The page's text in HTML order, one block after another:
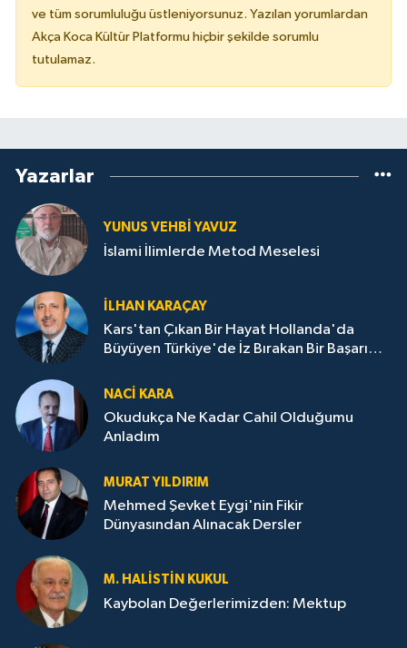
ve tüm sorumluluğu üstleniyorsunuz. Yazılan yorumlardan
Akça Koca Kültür Platformu hiçbir şekilde sorumlu
tutulamaz.
Yazarlar
YUNUS VEHBI YAVUZ
İslami İlimlerde Metod Meselesi
İLHAN KARAÇAY
Kars'tan Çıkan Bir Hayat Hollanda'da
Büyüyen Türkiye'de İz Bırakan Bir Başarı
NACI KARA
Okudukça Ne Kadar Cahil Olduğumu
Anladım
MURAT YILDIRIM
Mehmed Şevket Eygi'nin Fikir
Dünyasından Alınacak Dersler
M. HALISTIN KUKUL
Kaybolan Değerlerimizden: Mektup